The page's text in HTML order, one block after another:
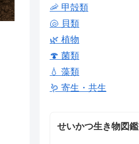
🦐 甲殻類
🐚 貝類
🌿 植物
🍄 菌類
💧 藻類
🪱 寄生・共生
せいかつ生き物図鑑